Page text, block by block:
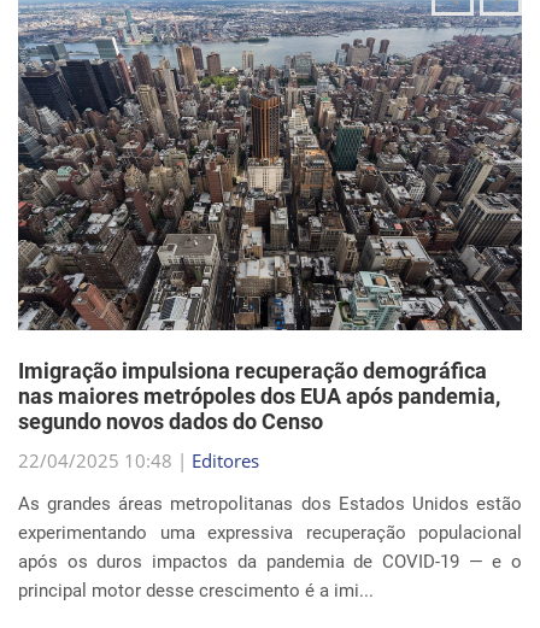
Imigração impulsiona recuperação demográfica
nas maiores metrópoles dos EUA após pandemia,
segundo novos dados do Censo
22/04/2025 10:48 |Editores
As grandes áreas metropolitanas dos Estados Unidos estão
experimentando uma expressiva recuperação populacional
principal motor desse crescimento é a imi...
EVENTOS